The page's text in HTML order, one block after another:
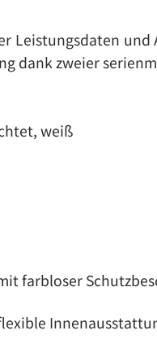
Leistungsdaten
dank zweier
weiß
farbloser